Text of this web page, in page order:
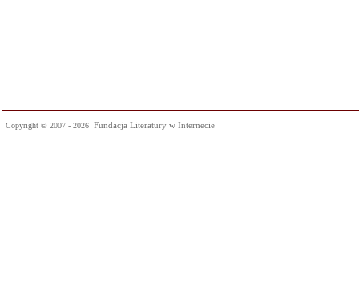
Copyright © 2007 - 2026 Fundacja Literatury w Internecie